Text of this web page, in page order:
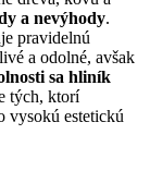
a nevýhody.
pravidelnú
a odolné, avšak
sa hliník
tých, ktorí
vysokú estetickú